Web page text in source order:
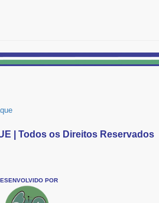
| Todos os Direitos Reservados
POR